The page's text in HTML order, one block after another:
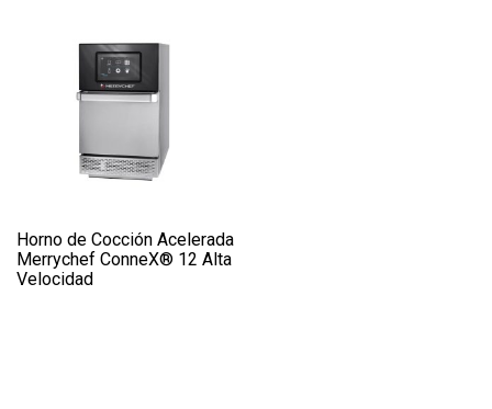
Horno de Cocción Acelerada
Merrychef ConneX® 12 Alta
Velocidad